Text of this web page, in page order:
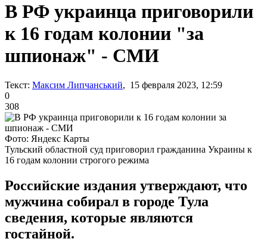
В РФ украинца приговорили
к 16 годам колонии "за
шпионаж" - СМИ
Текст: Максим Липчанський, 15 февраля 2023, 12:59
0
308
Фото: Яндекс Карты
Тульский областной суд приговорил гражданина Украины к
16 годам колонии строгого режима
Российские издания утверждают, что
мужчина собирал в городе Тула
сведения, которые являются
гостайной.